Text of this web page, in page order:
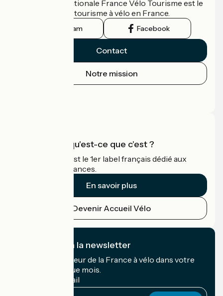
L'association nationale France Vélo Tourisme est le
guide officiel du tourisme à vélo en France.
Instagram Facebook
Contact
Notre mission
Accueil Vélo qu'est-ce que c'est ?
Accueil Vélo c'est le 1er label français dédié aux
cyclistes en vacances.
En savoir plus
Devenir Accueil Vélo
Je m'abonne à la newsletter
Recevez le meilleur de la France à vélo dans votre
boîte mail chaque mois.
Mon adresse mail